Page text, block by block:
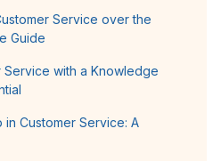
Service over the
Guide
Service with a Knowledge
in Customer Service: A